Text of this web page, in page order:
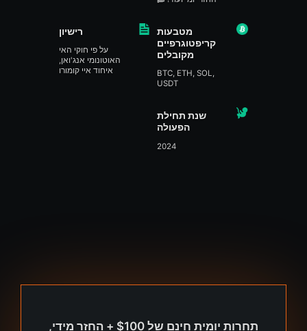
מטבעות
קריפטוגרפיים
מקובלים
BTC, ETH, SOL,
USDT
רישיון
על פי חוקי האי
האוטונומי אנג'ואן,
איחוד איי קומורו
שנת תחילת
הפעולה
2024
תחרות יומית חינם של $100 + החזר מידי,